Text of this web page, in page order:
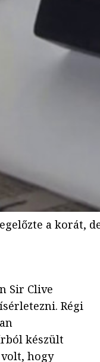
a korát,
Sir Clive
Régi
készült
hogy